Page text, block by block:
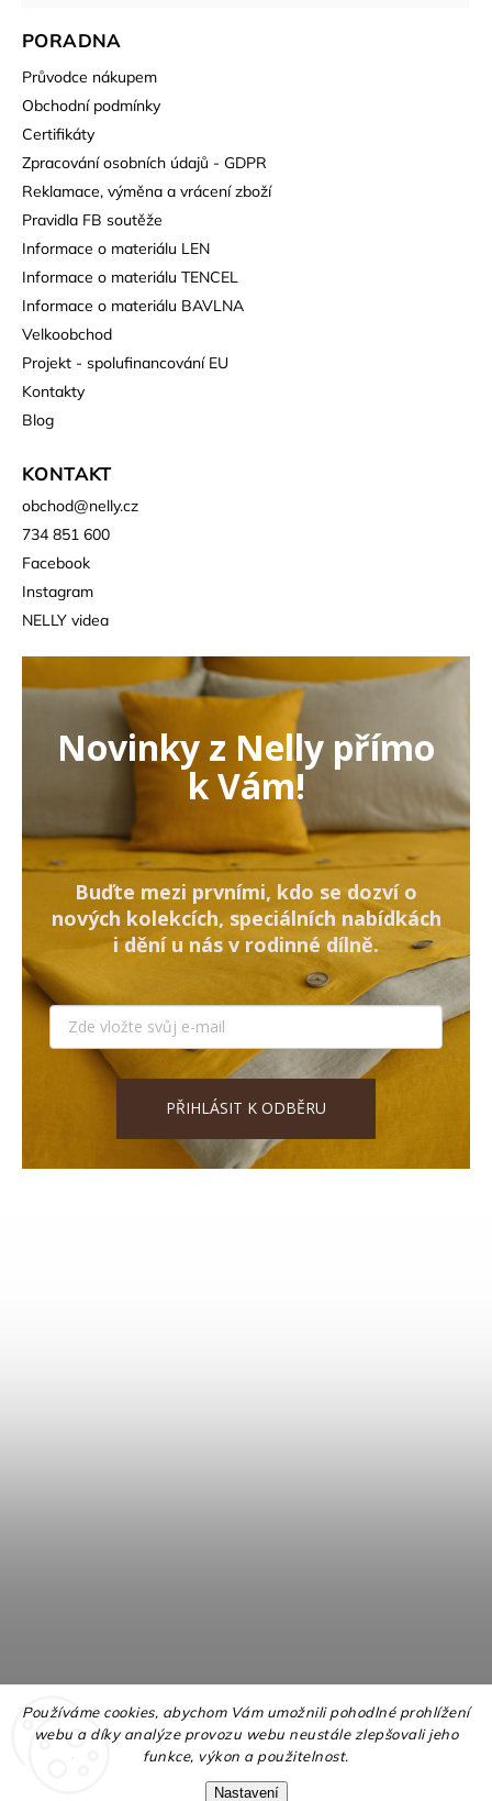
Používáme cookies, abychom Vám umožnili pohodlné prohlížení
webu a díky analýze provozu webu neustále zlepšovali jeho
funkce, výkon a použitelnost.
Nastavení
PORADNA
Průvodce nákupem
Obchodní podmínky
Certifikáty
Zpracování osobních údajů - GDPR
Reklamace, výměna a vrácení zboží
Pravidla FB soutěže
Informace o materiálu LEN
Informace o materiálu TENCEL
Informace o materiálu BAVLNA
Velkoobchod
Projekt - spolufinancování EU
Kontakty
Blog
KONTAKT
obchod@nelly.cz
734 851 600
Facebook
Instagram
NELLY videa
Novinky z Nelly přímo
k Vám!
Buďte mezi prvními, kdo se dozví o
nových kolekcích, speciálních nabídkách
i dění u nás v rodinné dílně.
PŘIHLÁSIT K ODBĚRU